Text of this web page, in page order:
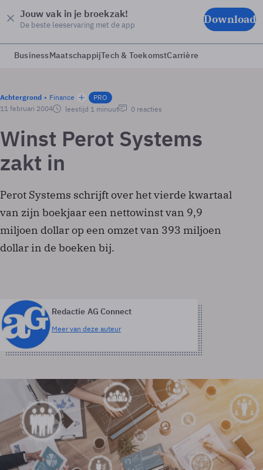
Jouw vak in je broekzak!
De beste leeservaring met de app Download
BusinessMaatschappijTech & ToekomstCarrière
Achtergrond Finance
PRO
11 februari 2004
leestijd 1 minuut 0 reacties
Winst Perot Systems
zakt in
Perot Systems schrijft over het vierde kwartaal
van zijn boekjaar een nettowinst van 9,9
miljoen dollar op een omzet van 393 miljoen
dollar in de boeken bij.
Redactie AG Connect
Meer van deze auteur